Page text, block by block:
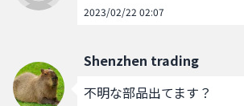
2023/02/22 02:07
Shenzhen trading
不明な部品出てます？